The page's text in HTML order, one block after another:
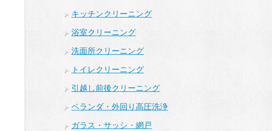
キッチンクリーニング
浴室クリーニング
洗面所クリーニング
トイレクリーニング
引越し前後クリーニング
ベランダ・外回り高圧洗浄
ガラス・サッシ・網戸